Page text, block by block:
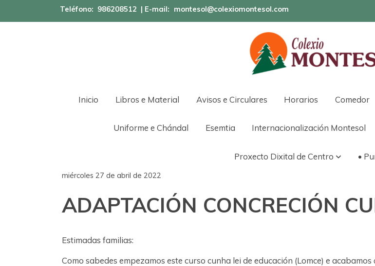
Teléfono: 986208512 | E-mail: montesol@colexiomontesol.com
Inicio Libros e Material Avisos e Circulares Horarios Comedor
Uniforme e Chándal Esemtia Internacionalización Montesol
Proxecto Dixital de Centro •
miércoles 27 de abril de 2022
ADAPTACIÓN CONCRECIÓN
Estimadas familias:
Como sabedes empezamos este curso cunha lei de educación (Lomce) e